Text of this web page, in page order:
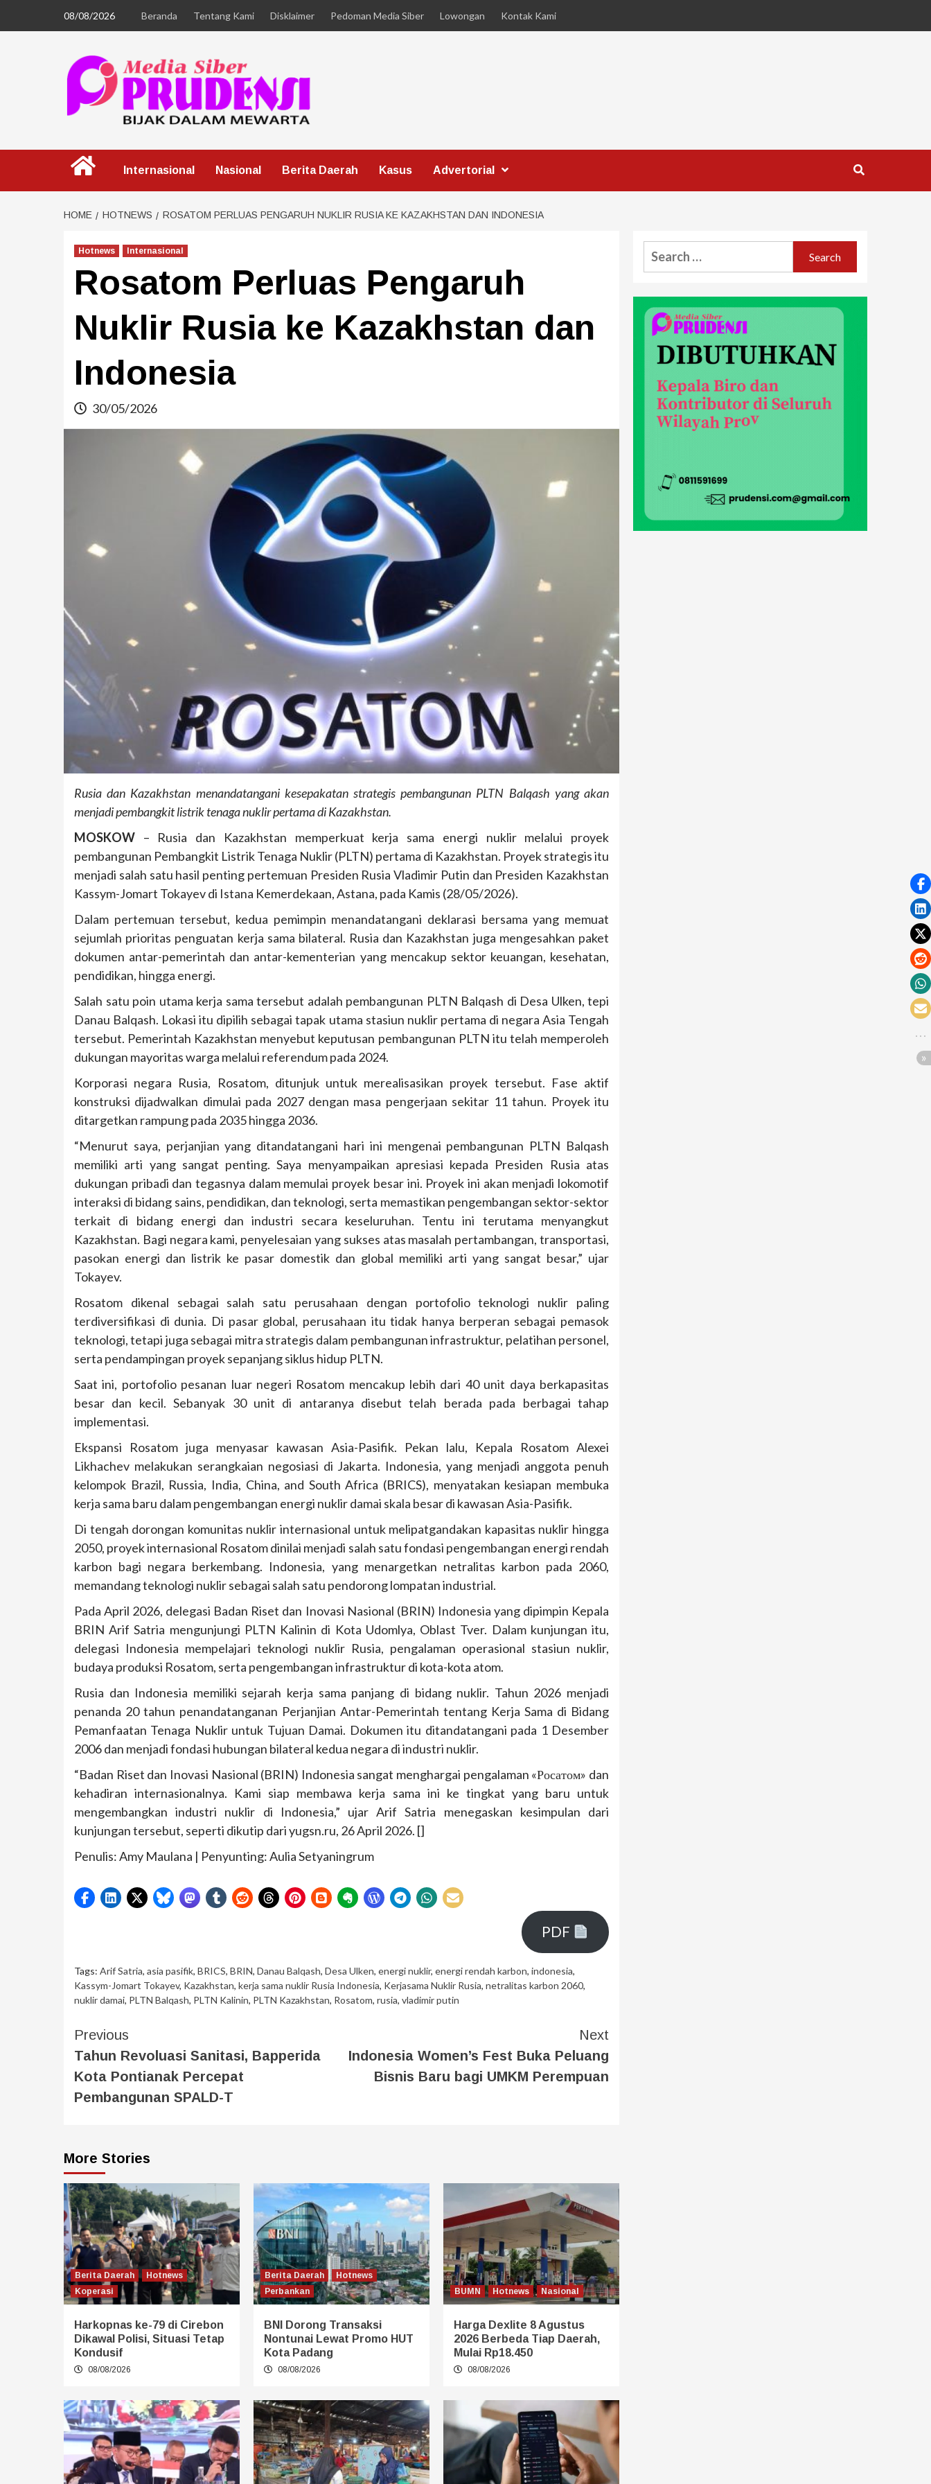
08/08/2026 Beranda Tentang Kami Disklaimer Pedoman Media Siber Lowongan Kontak Kami
Internasional Nasional Berita Daerah Kasus Advertorial
HOME HOTNEWS ROSATOM PERLUAS PENGARUH NUKLIR RUSIA KE KAZAKHSTAN DAN INDONESIA
Hotnews Internasional
Rosatom Perluas Pengaruh
Nuklir Rusia ke Kazakhstan dan
Indonesia
30/05/2026
Rusia dan Kazakhstan menandatangani kesepakatan strategis pembangunan PLTN Balqash yang akan
menjadi pembangkit listrik tenaga nuklir pertama di Kazakhstan.
MOSKOW – Rusia dan Kazakhstan memperkuat kerja sama energi nuklir melalui proyek
pembangunan Pembangkit Listrik Tenaga Nuklir (PLTN) pertama di Kazakhstan. Proyek strategis itu
menjadi salah satu hasil penting pertemuan Presiden Rusia Vladimir Putin dan Presiden Kazakhstan
Kassym-Jomart Tokayev di Istana Kemerdekaan, Astana, pada Kamis (28/05/2026).
Dalam pertemuan tersebut, kedua pemimpin menandatangani deklarasi bersama yang memuat
sejumlah prioritas penguatan kerja sama bilateral. Rusia dan Kazakhstan juga mengesahkan paket
dokumen antar-pemerintah dan antar-kementerian yang mencakup sektor keuangan, kesehatan,
pendidikan, hingga energi.
Salah satu poin utama kerja sama tersebut adalah pembangunan PLTN Balqash di Desa Ulken, tepi
Danau Balqash. Lokasi itu dipilih sebagai tapak utama stasiun nuklir pertama di negara Asia Tengah
tersebut. Pemerintah Kazakhstan menyebut keputusan pembangunan PLTN itu telah memperoleh
dukungan mayoritas warga melalui referendum pada 2024.
Korporasi negara Rusia, Rosatom, ditunjuk untuk merealisasikan proyek tersebut. Fase aktif
konstruksi dijadwalkan dimulai pada 2027 dengan masa pengerjaan sekitar 11 tahun. Proyek itu
ditargetkan rampung pada 2035 hingga 2036.
“Menurut saya, perjanjian yang ditandatangani hari ini mengenai pembangunan PLTN Balqash
memiliki arti yang sangat penting. Saya menyampaikan apresiasi kepada Presiden Rusia atas
dukungan pribadi dan tegasnya dalam memulai proyek besar ini. Proyek ini akan menjadi lokomotif
interaksi di bidang sains, pendidikan, dan teknologi, serta memastikan pengembangan sektor-sektor
terkait di bidang energi dan industri secara keseluruhan. Tentu ini terutama menyangkut
Kazakhstan. Bagi negara kami, penyelesaian yang sukses atas masalah pertambangan, transportasi,
pasokan energi dan listrik ke pasar domestik dan global memiliki arti yang sangat besar,” ujar
Tokayev.
Rosatom dikenal sebagai salah satu perusahaan dengan portofolio teknologi nuklir paling
terdiversifikasi di dunia. Di pasar global, perusahaan itu tidak hanya berperan sebagai pemasok
teknologi, tetapi juga sebagai mitra strategis dalam pembangunan infrastruktur, pelatihan personel,
serta pendampingan proyek sepanjang siklus hidup PLTN.
Saat ini, portofolio pesanan luar negeri Rosatom mencakup lebih dari 40 unit daya berkapasitas
besar dan kecil. Sebanyak 30 unit di antaranya disebut telah berada pada berbagai tahap
implementasi.
Ekspansi Rosatom juga menyasar kawasan Asia-Pasifik. Pekan lalu, Kepala Rosatom Alexei
Likhachev melakukan serangkaian negosiasi di Jakarta. Indonesia, yang menjadi anggota penuh
kelompok Brazil, Russia, India, China, and South Africa (BRICS), menyatakan kesiapan membuka
kerja sama baru dalam pengembangan energi nuklir damai skala besar di kawasan Asia-Pasifik.
Di tengah dorongan komunitas nuklir internasional untuk melipatgandakan kapasitas nuklir hingga
2050, proyek internasional Rosatom dinilai menjadi salah satu fondasi pengembangan energi rendah
karbon bagi negara berkembang. Indonesia, yang menargetkan netralitas karbon pada 2060,
memandang teknologi nuklir sebagai salah satu pendorong lompatan industrial.
Pada April 2026, delegasi Badan Riset dan Inovasi Nasional (BRIN) Indonesia yang dipimpin Kepala
BRIN Arif Satria mengunjungi PLTN Kalinin di Kota Udomlya, Oblast Tver. Dalam kunjungan itu,
delegasi Indonesia mempelajari teknologi nuklir Rusia, pengalaman operasional stasiun nuklir,
budaya produksi Rosatom, serta pengembangan infrastruktur di kota-kota atom.
Rusia dan Indonesia memiliki sejarah kerja sama panjang di bidang nuklir. Tahun 2026 menjadi
penanda 20 tahun penandatanganan Perjanjian Antar-Pemerintah tentang Kerja Sama di Bidang
Pemanfaatan Tenaga Nuklir untuk Tujuan Damai. Dokumen itu ditandatangani pada 1 Desember
2006 dan menjadi fondasi hubungan bilateral kedua negara di industri nuklir.
“Badan Riset dan Inovasi Nasional (BRIN) Indonesia sangat menghargai pengalaman «Росатом» dan
kehadiran internasionalnya. Kami siap membawa kerja sama ini ke tingkat yang baru untuk
mengembangkan industri nuklir di Indonesia,” ujar Arif Satria menegaskan kesimpulan dari
kunjungan tersebut, seperti dikutip dari yugsn.ru, 26 April 2026. []
Penulis: Amy Maulana | Penyunting: Aulia Setyaningrum
PDF
Tags: Arif Satria, asia pasifik, BRICS, BRIN, Danau Balqash, Desa Ulken, energi nuklir, energi rendah karbon, indonesia,
Kassym-Jomart Tokayev, Kazakhstan, kerja sama nuklir Rusia Indonesia, Kerjasama Nuklir Rusia, netralitas karbon 2060,
nuklir damai, PLTN Balqash, PLTN Kalinin, PLTN Kazakhstan, Rosatom, rusia, vladimir putin
Previous
Tahun Revoluasi Sanitasi, Bapperida
Kota Pontianak Percepat
Pembangunan SPALD-T
Next
Indonesia Women’s Fest Buka Peluang
Bisnis Baru bagi UMKM Perempuan
More Stories
Berita Daerah
Hotnews
Koperasi
Harkopnas ke-79 di Cirebon
Dikawal Polisi, Situasi Tetap
Kondusif
08/08/2026
Berita Daerah
Hotnews
Perbankan
BNI Dorong Transaksi
Nontunai Lewat Promo HUT
Kota Padang
08/08/2026
BUMN Hotnews Nasional
Harga Dexlite 8 Agustus
2026 Berbeda Tiap Daerah,
Mulai Rp18.450
08/08/2026